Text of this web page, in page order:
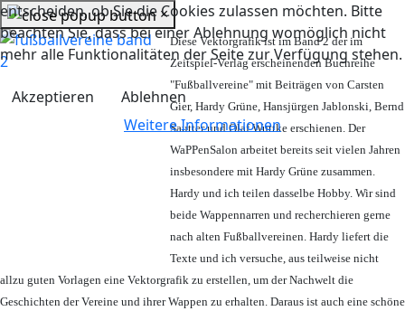
entscheiden, ob Sie die Cookies zulassen möchten. Bitte
beachten Sie, dass bei einer Ablehnung womöglich nicht
mehr alle Funktionalitäten der Seite zur Verfügung stehen.
Akzeptieren
Ablehnen
Weitere Informationen
×
Diese Vektorgrafik ist im Band 2 der im
Zeitspiel-Verlag erscheinenden Buchreihe
"Fußballvereine" mit Beiträgen von Carsten
Gier, Hardy Grüne, Hansjürgen Jablonski, Bernd
Sautter und Olaf Wuttke erschienen. Der
WaPPenSalon arbeitet bereits seit vielen Jahren
insbesondere mit Hardy Grüne zusammen.
Hardy und ich teilen dasselbe Hobby. Wir sind
beide Wappennarren und recherchieren gerne
nach alten Fußballvereinen. Hardy liefert die
Texte und ich versuche, aus teilweise nicht
allzu guten Vorlagen eine Vektorgrafik zu erstellen, um der Nachwelt die
Geschichten der Vereine und ihrer Wappen zu erhalten. Daraus ist auch eine schöne